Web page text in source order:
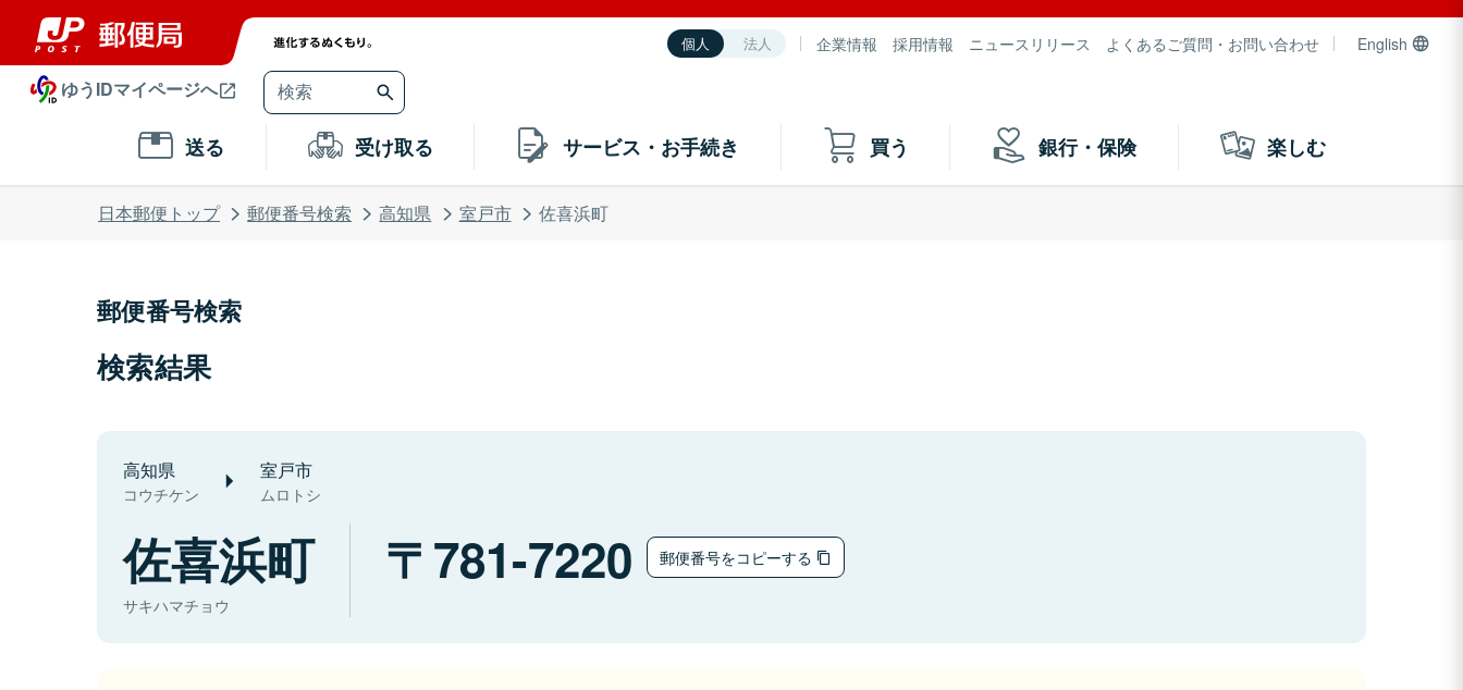
個人 法人 企業情報 採用情報 ニュースリリース よくあるご質問・お問い合わせ English
ゆうIDマイページへ
送る 受け取る サービス・お手続き 買う 銀行・保険 楽しむ
日本郵便トップ 郵便番号検索 高知県 室戸市 佐喜浜町
郵便番号検索
検索結果
高知県
コウチケン
室戸市
ムロトシ
佐喜浜町
サキハマチョウ
781-7220 郵便番号をコピーする